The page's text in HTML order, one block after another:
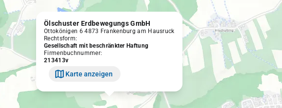
Ölschuster Erdbewegungs GmbH
Ottokönigen 6 4873 Frankenburg am Hausruck
Rechtsform:
Gesellschaft mit beschränkter Haftung
Firmenbuchnummer:
213413v
Karte anzeigen